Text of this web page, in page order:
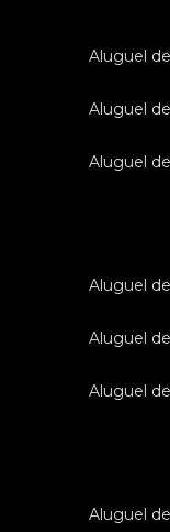
aluguel
aluguel
aluguel
aluguel
aluguel
aluguel
aluguel